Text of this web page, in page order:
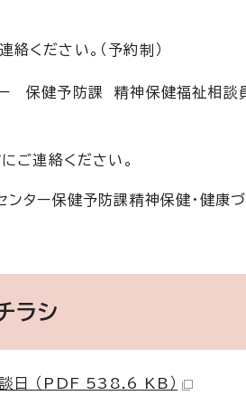
ください。（予約制）
ー 保健予防課 精神保健福祉相談
ご連絡ください。
ンター保健予防課精神保健・健
ラシ
日 （PDF 538.6 KB）